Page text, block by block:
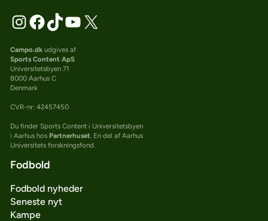
Campo.dkudgives af
Sports Content ApS
Universitetsbyen 71
8000 Aarhus C
Denmark
CVR-nr: 42457450
Du finder Sports Content i Universitetsbyen
i Aarhus hos Partnerhuset . En del af Aarhus
Universitets forskningsfond.
Fodbold
Fodbold nyheder
Seneste nyt
Kampe